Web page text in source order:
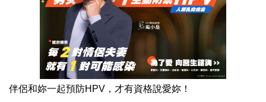
伴侶和妳一起預防HPV，才有資格說愛妳！